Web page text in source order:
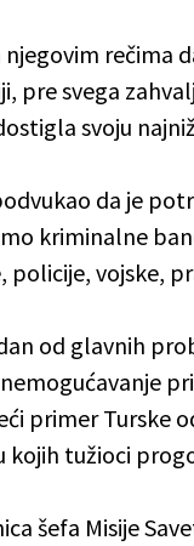
njegovim rečima
pre svega
svoju
da je
kriminalne
policije, vojske,
od glavnih
primer Turske
kojih tužioci
šefa Misije